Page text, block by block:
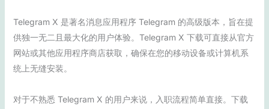
Telegram X 是著名消息应用程序 Telegram 的高级版本，旨在提
供独一无二且最大化的用户体验。Telegram X 下载可直接从官方
网站或其他应用程序商店获取，确保在您的移动设备或计算机系
统上无缝安装。
对于不熟悉 Telegram X 的用户来说，入职流程简单直接。下载